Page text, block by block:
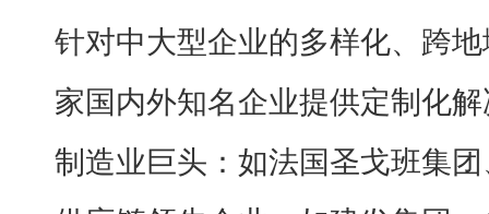
针对中大型企业的多样化、跨
家国内外知名企业提供定制化
制造业巨头：如法国圣戈班集